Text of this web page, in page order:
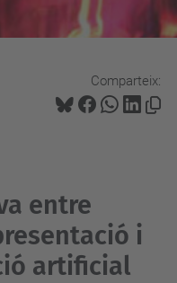
Comparteix:
entre
i
artificial